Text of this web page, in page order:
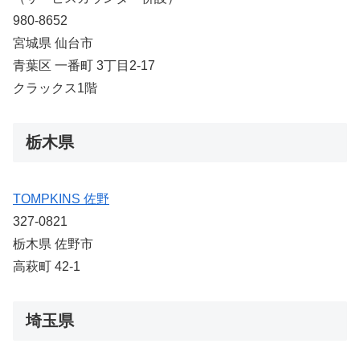
980-8652
宮城県 仙台市
青葉区 一番町 3丁目2-17
クラックス1階
栃木県
TOMPKINS 佐野
327-0821
栃木県 佐野市
高萩町 42-1
埼玉県